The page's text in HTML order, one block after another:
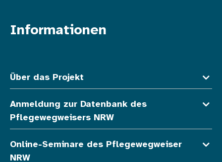
Informationen
Über das Projekt
Anmeldung zur Datenbank des
Pflegewegweisers NRW
Online-Seminare des Pflegewegweiser
NRW